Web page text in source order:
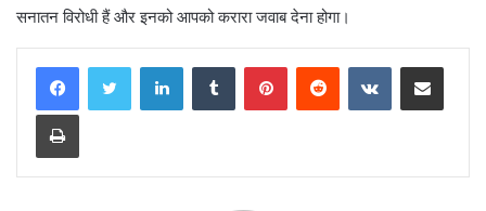
सनातन विरोधी हैं और इनको आपको करारा जवाब देना होगा।
LinkedInTumblr PinterestReddit VKontakteShare via Email
Print